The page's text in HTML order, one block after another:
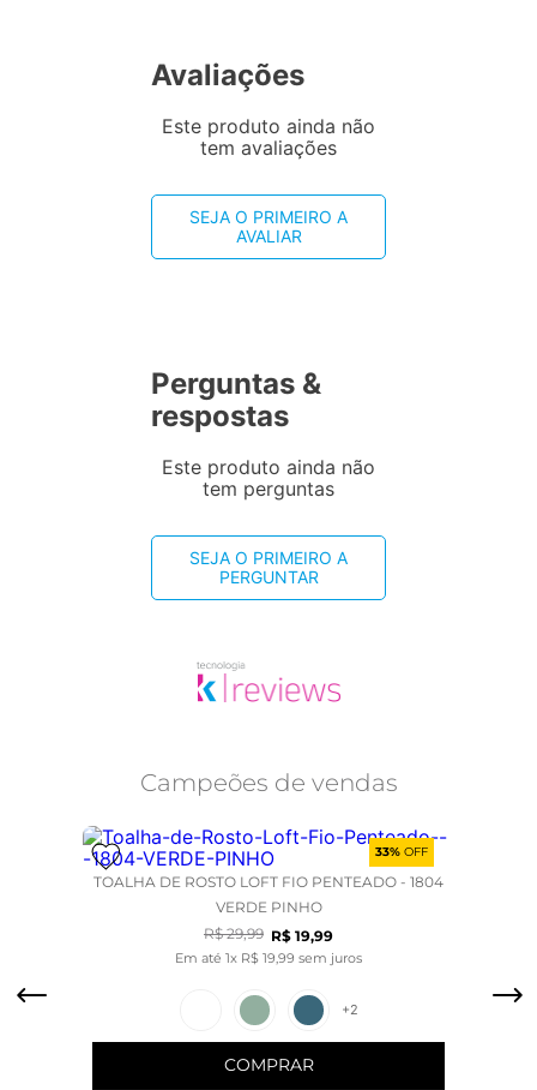
Avaliações
Este produto ainda não
tem avaliações
SEJA O PRIMEIRO A
AVALIAR
Perguntas &
respostas
Este produto ainda não
tem perguntas
SEJA O PRIMEIRO A
PERGUNTAR
Campeões de vendas
33% OFF
TOALHA DE ROSTO LOFT FIO PENTEADO - 1804
VERDE PINHO
R$ 29,99 R$ 19,99
Em até 1x R$ 19 99 sem juros
+2
COMPRAR